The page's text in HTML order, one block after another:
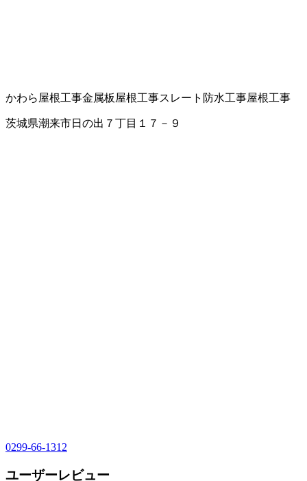
かわら屋根工事金属板屋根工事スレート 防水工事屋根工事
茨城県潮来市日の出７丁目１７－９
0299-66-1312
ユーザーレビュー